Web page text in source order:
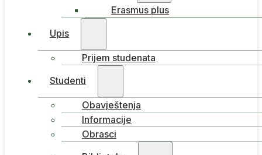
Erasmus plus
Upis
Prijem studenata
Studenti
Obavještenja
Informacije
Obrasci